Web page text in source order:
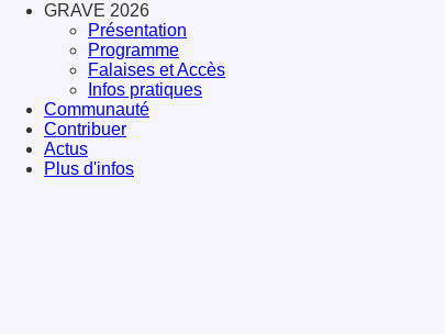
GRAVE 2026
Présentation
Programme
Falaises et Accès
Infos pratiques
Communauté
Contribuer
Actus
Plus d'infos